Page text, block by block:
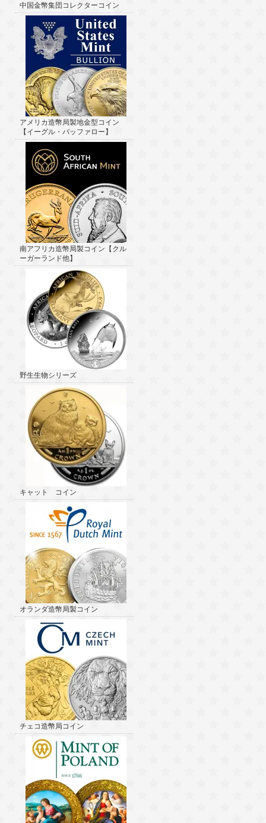
中国金幣集団コレクターコイン
アメリカ造幣局製地金型コイン
【イーグル・バッファロー】
南アフリカ造幣局製コイン【クル
ーガーランド他】
野生生物シリーズ
キャット コイン
オランダ造幣局製コイン
チェコ造幣局コイン